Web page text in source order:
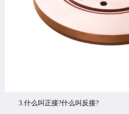
3.什么叫正接?什么叫反接?